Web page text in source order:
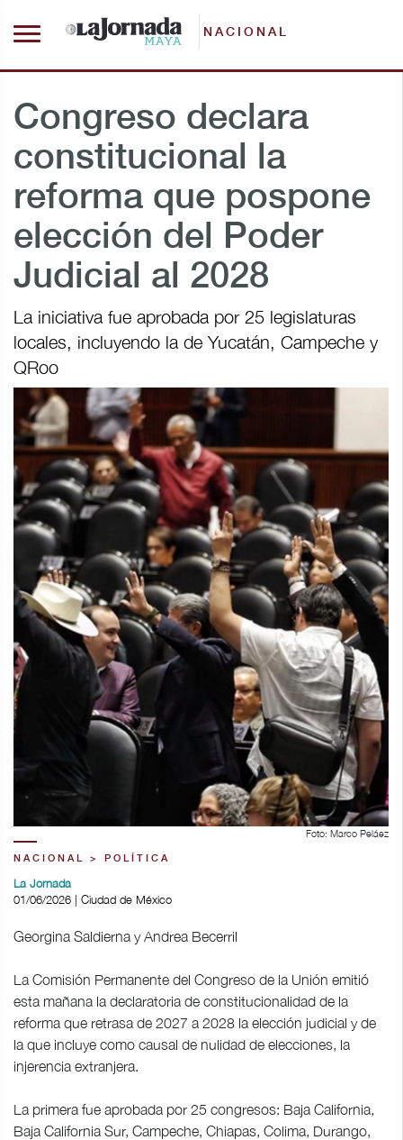
NACIONAL
Congreso declara
constitucional la
reforma que pospone
elección del Poder
Judicial al 2028
La iniciativa fue aprobada por 25 legislaturas
locales, incluyendo la de Yucatán, Campeche y
QRoo
Foto: Marco Peláez
NACIONAL > POLÍTICA
La Jornada
01/06/2026 | Ciudad de México
Georgina Saldierna y Andrea Becerril
La Comisión Permanente del Congreso de la Unión emitió
esta mañana la declaratoria de constitucionalidad de la
reforma que retrasa de 2027 a 2028 la elección judicial y de
la que incluye como causal de nulidad de elecciones, la
injerencia extranjera.
La primera fue aprobada por 25 congresos: Baja California,
Baja California Sur, Campeche, Chiapas, Colima, Durango,